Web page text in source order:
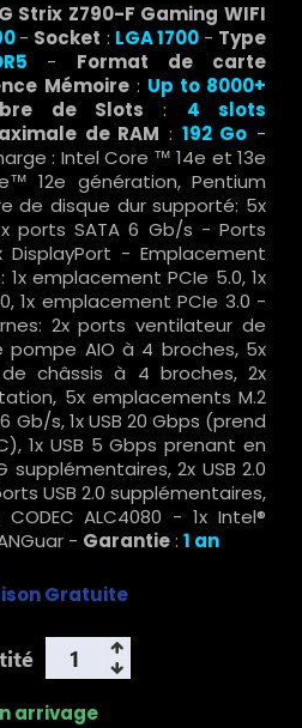
Strix Z790-F Gaming WIFI
- Socket : LGA 1700 - Type
- Format de carte
Mémoire: Up to 8000+
de Slots : 4 slots
de RAM : 192 Go -
: Intel Core ™ 14e et 13e
12e génération, Pentium
de disque dur supporté: 5x
ports SATA 6 Gb/s - Ports
DisplayPort - Emplacement
emplacement PCIe 5.0, 1x
1x emplacement PCIe 3.0 -
2x ports ventilateur de
pompe AIO à 4 broches, 5x
châssis à 4 broches, 2x
5x emplacements M.2
Gb/s, 1x USB 20 Gbps (prend
1x USB 5 Gbps prenant en
supplémentaires, 2x USB 2.0
USB 2.0 supplémentaires,
ALC4080 - 1x Intel®
- Garantie: 1 an
Gratuite
arrivage